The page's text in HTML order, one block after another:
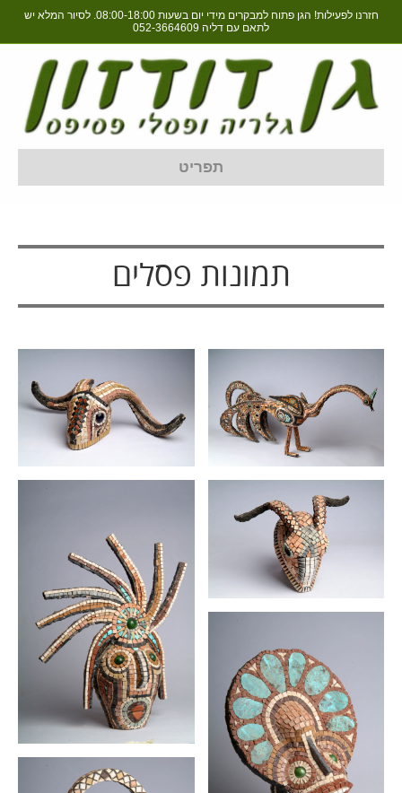
חזרנו לפעילות! הגן פתוח למבקרים מידי יום בשעות 08:00-18:00. לסיור המלא יש
לתאם עם דליה 052-3664609
תפריט
תמונות פסלים